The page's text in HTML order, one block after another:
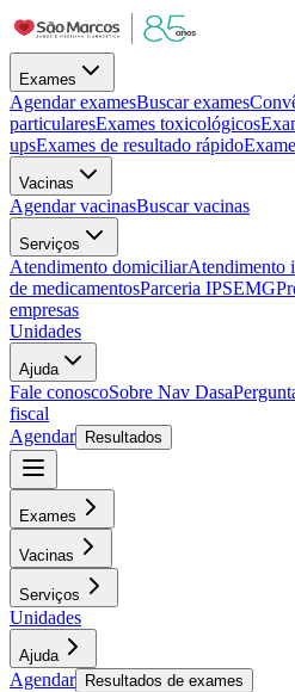
Exames
Agendar examesBuscar exames
particularesExames toxicológicos
upsExames de resultado rápido
Vacinas
Agendar vacinasBuscar vacinas
Serviços
Atendimento domiciliarAtendimento
de medicamentosParceria IPSEMG
empresas
Unidades
Ajuda
Fale conoscoSobre Nav Dasa
fiscal
Agendar
Resultados
Exames
Vacinas
Serviços
Unidades
Ajuda
Agendar Resultados de exames